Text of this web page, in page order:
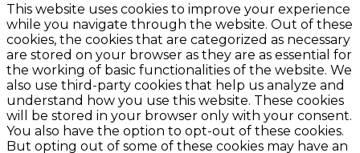
This website uses cookies to improve your experience
while you navigate through the website. Out of these
cookies, the cookies that are categorized as necessary
are stored on your browser as they are as essential for
the working of basic functionalities of the website. We
also use third-party cookies that help us analyze and
understand how you use this website. These cookies
will be stored in your browser only with your consent.
You also have the option to opt-out of these cookies.
But opting out of some of these cookies may have an